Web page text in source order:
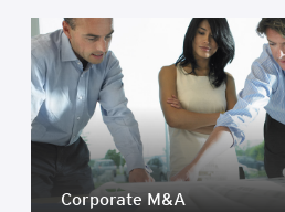
Cor­po­ra­te M&A